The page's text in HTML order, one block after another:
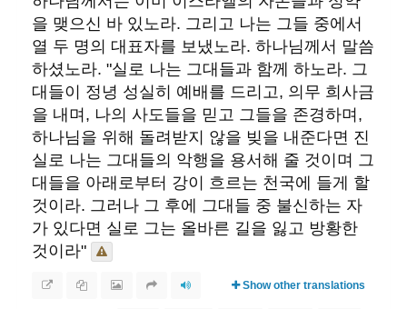
을 맺으신 바 있노라. 그리고 나는 그들 중에서
열 두 명의 대표자를 보냈노라. 하나님께서 말씀
하셨노라. "실로 나는 그대들과 함께 하노라. 그
대들이 정녕 성실히 예배를 드리고, 의무 희사금
을 내며, 나의 사도들을 믿고 그들을 존경하며,
하나님을 위해 돌려받지 않을 빚을 내준다면 진
실로 나는 그대들의 악행을 용서해 줄 것이며 그
대들을 아래로부터 강이 흐르는 천국에 들게 할
것이라. 그러나 그 후에 그대들 중 불신하는 자
가 있다면 실로 그는 올바른 길을 잃고 방황한
것이라"
Show other translations